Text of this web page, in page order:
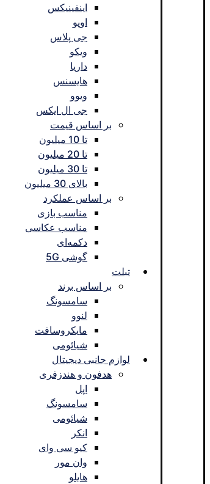
اینفینیکس
اوپو
جی پلاس
ویکو
داریا
هایسنس
ویوو
جی ال ایکس
بر اساس قیمت
تا 10 میلیون
تا 20 میلیون
تا 30 میلیون
بالای 30 میلیون
بر اساس عملکرد
مناسب بازی
مناسب عکاسی
دکمه‌ای
گوشی 5G
تبلت
بر اساس برند
سامسونگ
لنوو
مایکروسافت
شیائومی
لوازم جانبی دیجیتال
هدفون و هندزفری
اپل
سامسونگ
شیائومی
انکر
کیو سی وای
وان مور
هایلو